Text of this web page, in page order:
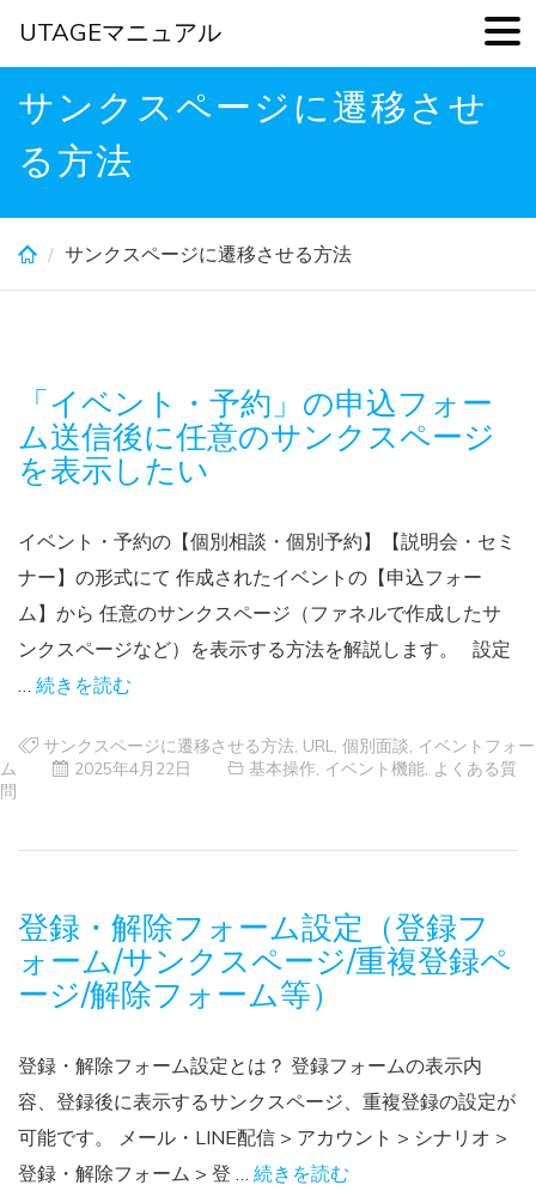
Skip
content
サンクスページに遷移させ
る方法
サンクスページに遷移させる方法
「イベント・予約」の申込フォー
ム送信後に任意のサンクスページ
を表示したい
イベント・予約の【個別相談・個別予約】【説明会・セミ
ナー】の形式にて 作成されたイベントの【申込フォー
ム】から 任意のサンクスページ（ファネルで作成したサ
ンクスページなど）を表示する方法を解説します。 設定
… 続きを読む
サンクスページに遷移させる方法 URL 個別面談 イベントフォー
ム
2025年4月22日 基本操作 イベント機能 よくある質
問
登録・解除フォーム設定（登録フ
ォーム/サンクスページ/重複登録ペ
ージ/解除フォーム等）
登録・解除フォーム設定とは？ 登録フォームの表示内
容、登録後に表示するサンクスページ、重複登録の設定が
可能です。 メール・LINE配信 > アカウント > シナリオ >
登録・解除フォーム > 登 … 続きを読む
UTAGEマニュアル